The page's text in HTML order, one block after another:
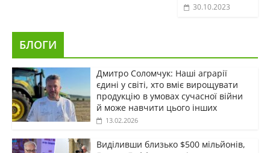
30.10.2023
БЛОГИ
Дмитро Соломчук: Наші аграрії
єдині у світі, хто вміє вирощувати
продукцію в умовах сучасної війни
й може навчити цього інших
13.02.2026
Виділивши близько $500 мільйонів,